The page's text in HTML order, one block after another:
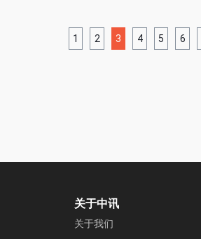
1 2 3 4 5 6
关于中讯
关于我们